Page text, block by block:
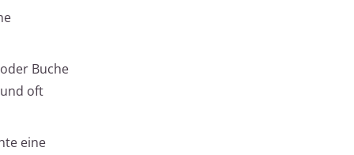
Buche
oft
eine